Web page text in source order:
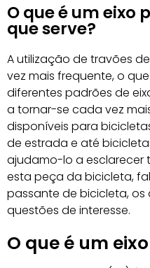
O que é um eixo
que serve?
A utilização de travões
vez mais frequente, o
diferentes padrões de
a tornar-se cada vez
disponíveis para
de estrada e até
ajudamo-lo a esclarecer
esta peça da bicicleta,
passante de bicicleta, os
questões de interesse.
O que é um